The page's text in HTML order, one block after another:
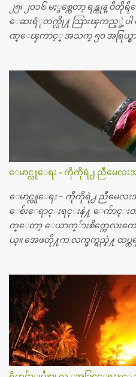
၂၅၊ ၂၀၁၆ မႏွစ္ကေတာ့ ရန္ကု
ေဆးရံုတက္လို႔ သြားၾကည့္ခဲ့ပ
ဏ္ေၾကာင့္ အသက္ ၅၀ အရြယ္မွာ ေပ
စၿပီး၊ အာရွေတာ္ဝင္ခြဲစိတ္ခန္းကို
ယ္။ ေဆးစစ္၊ေဆးဝယ္၊ ခြဲစိတ္ကု
တ္ေတြနဲ႔ေဆးရံုမွာ ၂ ပတ္ေနထို
ပါတယ္။ သူငယ္ခ်င္းျဖစ္သူကို လ
ပ္ရပ္တဲ့ ဝိတိုရိယေဆးရံုမွာ စီတီစကင္
တြ႔လို႔ေမးၾကည့္ေတာ့ တခ
တယ္သိရပါတယ္။ တခါတေလ ကိုယ္
စိတ္ၾကည့္လိုရင္ ဒီစက္ၾကီးေတြနဲ႔
င္း ကလီစာေတြကိုၾကည့္ရႈတဲ့
ကေတာ့ ေစ်းသိပ္မႀကီးလို႔ ျမ
တစ္ခါစမ္းရင္ က်ပ္တစ္ေသာင္းေ
န္ခဲ့တဲ့ (၂)...
ေမာင္လူေရး - ကိုကိုရဲ႕ ညီမေလးအ
ေမာင္လူေရး - ကိုကိုရဲ႕ ညီမေလးအခ်
ေစ်းေရာင္းရင္းနဲ႔ ေက်ာင္
က္ေတာ့ ေယာက္်ားစိတ္ကေလးကေ
ယ္။ အေဖတို႔က လက္ဖက္ရည္နဲ႔ ထပ္
တယ္။ ပန္းပန္တယ္။ မိန္းကေလး
ယ္။ မိန္းမစိတ္ရွိေတာ့ ရွိေပမယ့္
သိတာက ၉ တန္း၊ ၁၀ တန္းေလာ
ေယာက္ရွိတယ္။ အစ္ကို ၃ ေယာက္၊
လည္း သူ႔ အေပါင္းအသင္းနဲ
င္းတယ္။ ျပီးေတာ့ အေဖက
က္်ားေလးလုိဘဲ ေနေစခ်င္တယ္